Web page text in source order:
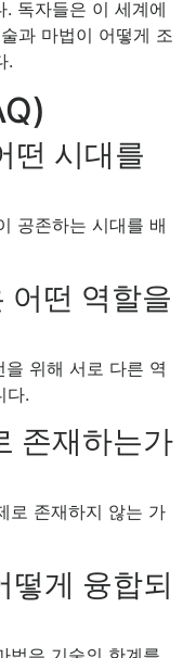
독자들은 이 세계에
과 마법이 어떻게 조
.
떤 시대를
공존하는 시대를 배
어떤 역할을
위해 서로 다른 역
다.
존재하는가
로 존재하지 않는 가
떻게 융합되